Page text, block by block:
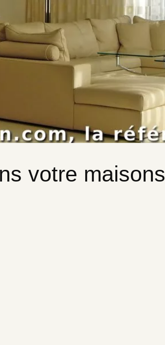
votre maisons